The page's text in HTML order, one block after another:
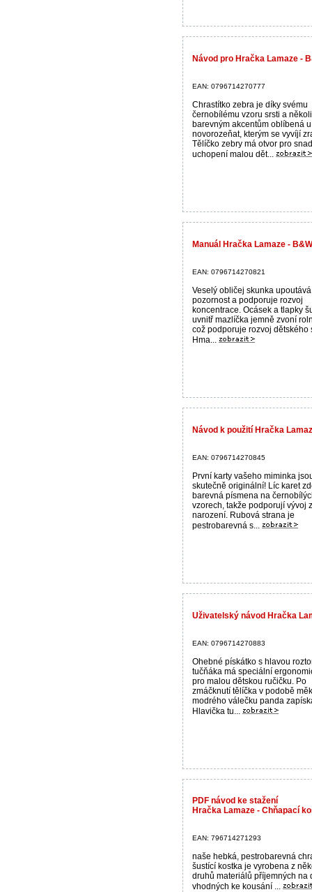
Návod pro Hračka Lamaze -
EAN: 0796714270777
Chrastítko zebra je díky svému
černobílému vzoru srsti a
barevným akcentům oblíbená u
novorozeňat, kterým se vyvíjí
Tělíčko zebry má otvor pro
uchopení malou dět...
Manuál Hračka Lamaze -
EAN: 0796714270821
Veselý obličej skunka
pozornost a podporuje rozvoj
koncentrace. Ocásek a tlapky
uvnitř mazlíčka jemně zvoní
což podporuje rozvoj dětského
Hma...
Návod k použití Hračka
EAN: 0796714270845
První karty vašeho miminka
skutečně originální! Líc karet
barevná písmena na
vzorech, takže podporují vývoj
narození. Rubová strana je
pestrobarevná s...
Uživatelský návod Hračka
EAN: 0796714270883
Ohebné pískátko s hlavou
tučňáka má speciální
pro malou dětskou ručičku. Po
zmáčknutí tělíčka v podobě
modrého válečku panda
Hlavička tu...
PDF návod ke stažení
Hračka Lamaze - Chňapací
EAN: 796714271293
naše hebká, pestrobarevná
šustící kostka je vyrobena z
druhů materiálů příjemných na
vhodných ke kousání ...